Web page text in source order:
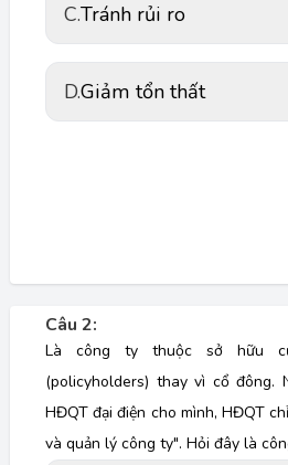
C.Tránh rủi ro
D. Giảm tổn thất
Câu 2:
Là công ty thuộc sở hữu
(policyholders) thay vì cổ đông.
HĐQT đại điện cho mình, HĐQT
và quản lý công ty". Hỏi đây là